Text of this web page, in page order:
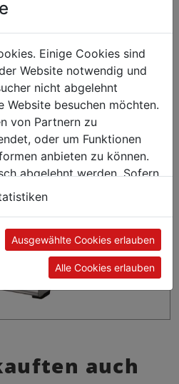
auch
Einige Cookies sind
Website notwendig und
nicht abgelehnt
Website besuchen möchten.
von Partnern zu
oder um Funktionen
anbieten zu können.
abgelehnt werden. Sofern
nutzen, geben Sie
Cookies.
Ausgewählte Cookies erlauben
Alle Cookies erlauben